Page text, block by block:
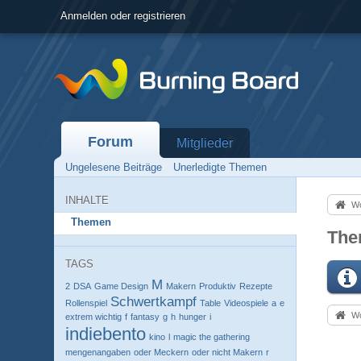
Anmelden oder registrieren
Forum Mitglieder
Ungelesene Beiträge Unerledigte Themen
INHALTE
Themen
TAGS
2 DSA Game Design M Makern Produktiv Rezepte
Rollenspiel Schwertkampf Table Videospiele a e
extrem wichtig f fantasy g h hunger i
indiebento kino l magic the gathering
mengenangaben oder Meckern oder nicht Makern r